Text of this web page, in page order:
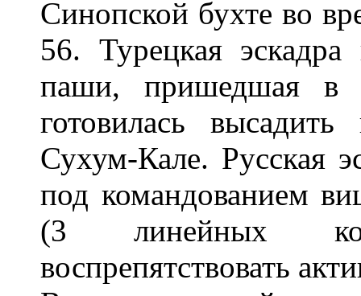
Синопской бухте во
56. Турецкая
паши, пришедшая в
готовилась
Сухум-Кале. Русская
под командованием
(3 линейных
воспрепятствовать